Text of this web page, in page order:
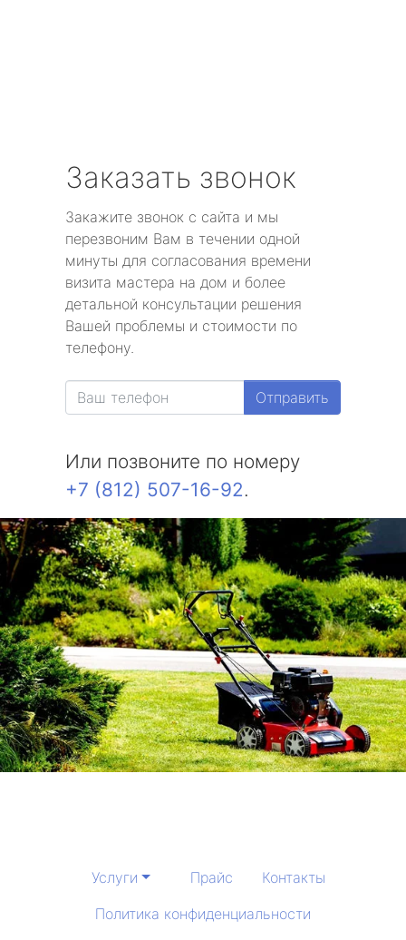
Заказать звонок
Закажите звонок с сайта и мы
перезвоним Вам в течении одной
минуты для согласования времени
визита мастера на дом и более
детальной консультации решения
Вашей проблемы и стоимости по
телефону.
Отправить
Или позвоните по номеру
+7 (812) 507-16-92.
Услуги Прайс
Контакты
Политика конфиденциальности